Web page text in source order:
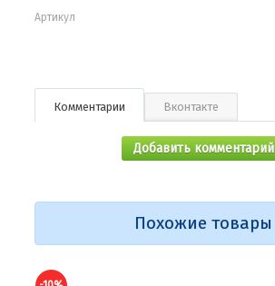
Артикул
Комментарии Вконтакте
Добавить комментарий
Похожие товары